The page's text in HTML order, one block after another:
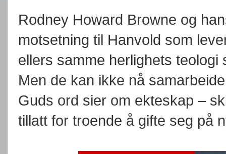
Rodney Howard Browne og
motsetning til Hanvold som
ellers samme herlighets
Men de kan ikke nå
Guds ord sier om ekteskap –
tillatt for troende å gifte seg på